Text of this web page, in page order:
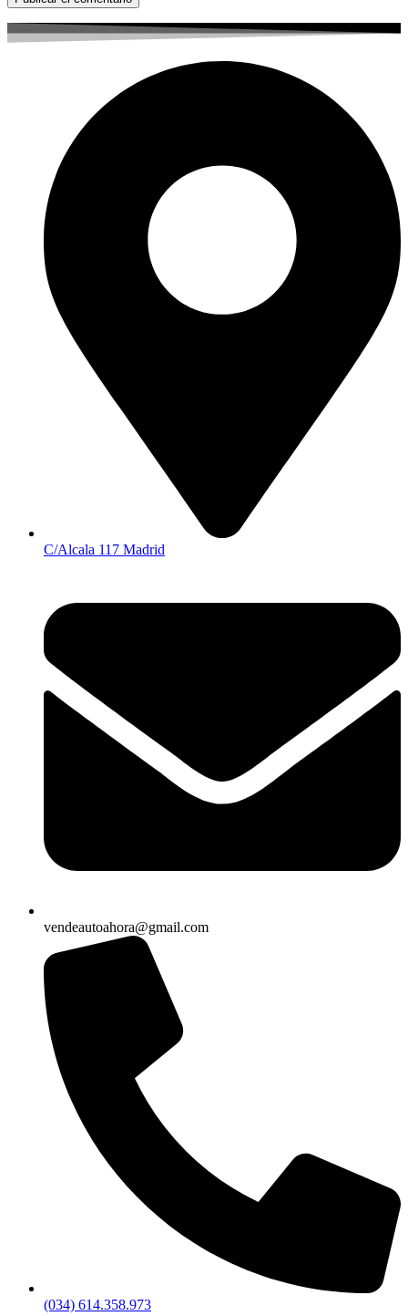
C/Alcala 117 Madrid
vendeautoahora@gmail.com
(034) 614.358.973